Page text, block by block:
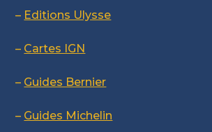
– Editions Ulysse
– Cartes IGN
– Guides Bernier
– Guides Michelin